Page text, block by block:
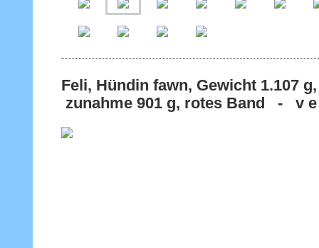
Feli, Hündin fawn, Gewicht
zunahme 901 g, rotes Band - v